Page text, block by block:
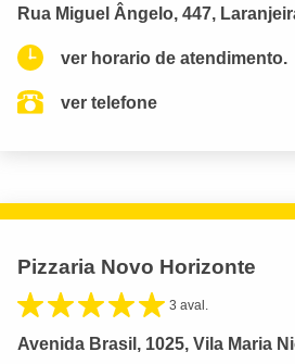
Rua Miguel Ângelo, 447,
ver horario de atendimento.
ver telefone
Pizzaria Novo Horizonte
3 aval.
Avenida Brasil, 1025, Vila Maria